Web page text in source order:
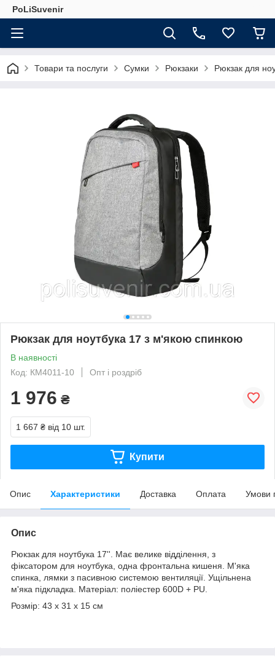
PoLiSuvenir
Товари та послуги Сумки Рюкзаки Рюкзак для
Рюкзак для ноутбука 17 з м'якою спинкою
В наявності
Код: КМ4011-10
Опт і роздріб
1 976 ₴
1 667 ₴ від 10 шт.
Купити
Опис Характеристики Доставка Оплата Умови
Опис
Рюкзак для ноутбука 17''. Має велике відділення, з
фіксатором для ноутбука, одна фронтальна кишеня. М'яка
спинка, лямки з пасивною системою вентиляції. Ущільнена
м'яка підкладка. Матеріал: поліестер 600D + PU.
Розмір: 43 х 31 х 15 см